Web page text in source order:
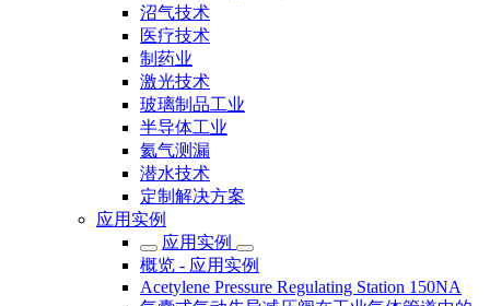
沼气技术
医疗技术
制药业
激光技术
玻璃制品工业
半导体工业
氦气测漏
潜水技术
定制解决方案
应用实例
应用实例
概览 - 应用实例
Acetylene Pressure Regulating Station 150NA